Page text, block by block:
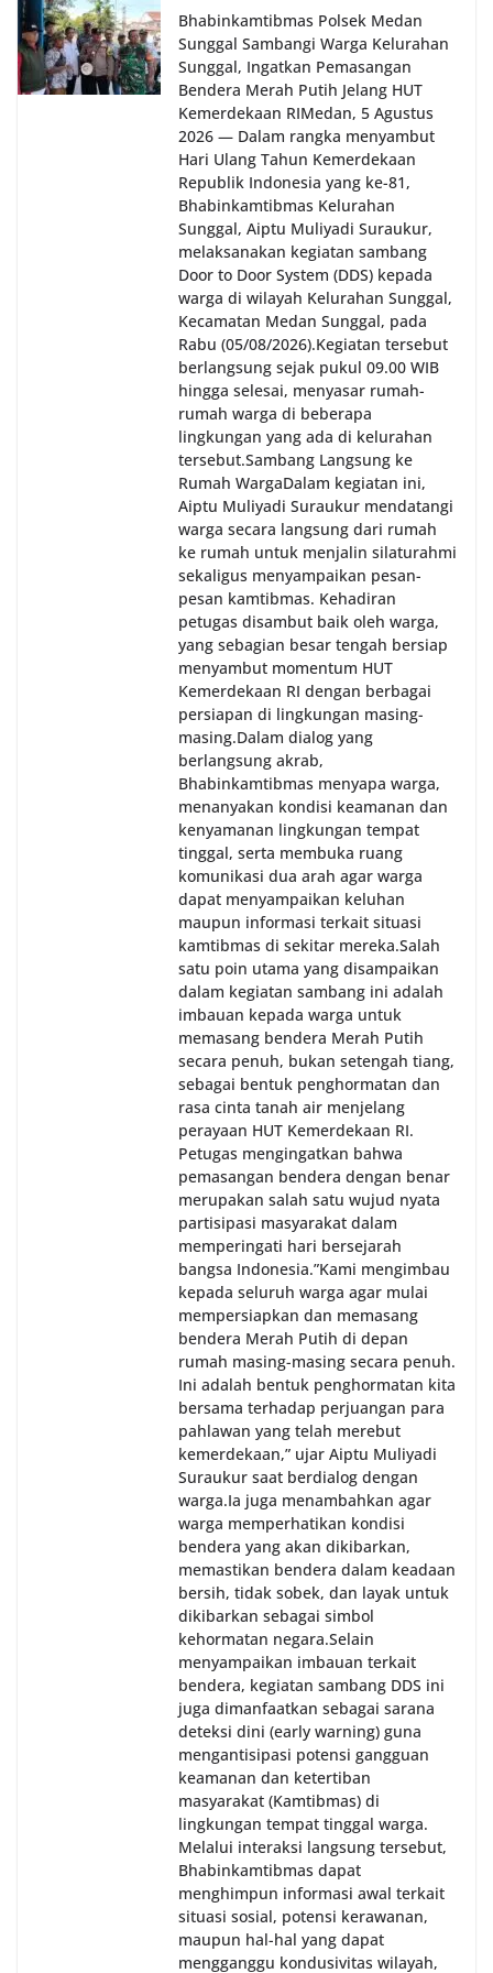
to Door System ini merupakan salah satu bentuk
implementasi program Polri Presisi yang
mengedepankan kehadiran dan kedekatan
personel Kepolisian dengan masyarakat. Melalui
kegiatan semacam ini, Bhabinkamtibmas tidak
hanya berperan sebagai penyampai informasi
dan imbauan, tetapi juga sebagai mitra
masyarakat dalam menjaga keamanan lingkungan
secara bersama-sama.‎‎Kehadiran
Bhabinkamtibmas di tengah-tengah warga
diharapkan dapat semakin mempererat
hubungan kemitraan antara Polri dan
masyarakat, sekaligus membangun kesadaran
kolektif warga akan pentingnya menjaga
keamanan, ketertiban, dan kekompakan
lingkungan, khususnya dalam menyambut
momentum bersejarah HUT Kemerdekaan
Republik Indonesia.‎Kegiatan sambang ini
rencananya akan terus dilaksanakan secara rutin
oleh Bhabinkamtibmas di wilayah Kelurahan
Sunggal sebagai bagian dari upaya menciptakan
situasi Kamtibmas yang aman dan kondusif,
sekaligus menumbuhkan semangat nasionalisme
warga dalam menyambut Hari Kemerdekaan RI.
Anggota DPRD Medan Minta Pemko Tepati Janji
Alokasi 30 Persen Untuk Pembangunan Medan
Bhabinkamtibmas Polsek Medan
Sunggal Sambangi Warga Kelurahan
Sunggal, Ingatkan Pemasangan
Bendera Merah Putih Jelang HUT
Kemerdekaan RI‎‎Medan, 5 Agustus
2026 — Dalam rangka menyambut
Hari Ulang Tahun Kemerdekaan
Republik Indonesia yang ke-81,
Bhabinkamtibmas Kelurahan
Sunggal, Aiptu Muliyadi Suraukur,
melaksanakan kegiatan sambang
Door to Door System (DDS) kepada
warga di wilayah Kelurahan Sunggal,
Kecamatan Medan Sunggal, pada
Rabu (05/08/2026).‎‎Kegiatan tersebut
berlangsung sejak pukul 09.00 WIB
hingga selesai, menyasar rumah-
rumah warga di beberapa
lingkungan yang ada di kelurahan
tersebut.‎Sambang Langsung ke
Rumah Warga‎Dalam kegiatan ini,
Aiptu Muliyadi Suraukur mendatangi
warga secara langsung dari rumah
ke rumah untuk menjalin silaturahmi
sekaligus menyampaikan pesan-
pesan kamtibmas. Kehadiran
petugas disambut baik oleh warga,
yang sebagian besar tengah bersiap
menyambut momentum HUT
Kemerdekaan RI dengan berbagai
persiapan di lingkungan masing-
masing.‎Dalam dialog yang
berlangsung akrab,
Bhabinkamtibmas menyapa warga,
menanyakan kondisi keamanan dan
kenyamanan lingkungan tempat
tinggal, serta membuka ruang
komunikasi dua arah agar warga
dapat menyampaikan keluhan
maupun informasi terkait situasi
kamtibmas di sekitar mereka.‎‎‎Salah
satu poin utama yang disampaikan
dalam kegiatan sambang ini adalah
imbauan kepada warga untuk
memasang bendera Merah Putih
secara penuh, bukan setengah tiang,
sebagai bentuk penghormatan dan
rasa cinta tanah air menjelang
perayaan HUT Kemerdekaan RI.
Petugas mengingatkan bahwa
pemasangan bendera dengan benar
merupakan salah satu wujud nyata
partisipasi masyarakat dalam
memperingati hari bersejarah
bangsa Indonesia.‎‎”Kami mengimbau
kepada seluruh warga agar mulai
mempersiapkan dan memasang
bendera Merah Putih di depan
rumah masing-masing secara penuh.
Ini adalah bentuk penghormatan kita
bersama terhadap perjuangan para
pahlawan yang telah merebut
kemerdekaan,” ujar Aiptu Muliyadi
Suraukur saat berdialog dengan
warga.‎‎Ia juga menambahkan agar
warga memperhatikan kondisi
bendera yang akan dikibarkan,
memastikan bendera dalam keadaan
bersih, tidak sobek, dan layak untuk
dikibarkan sebagai simbol
kehormatan negara.‎‎‎Selain
menyampaikan imbauan terkait
bendera, kegiatan sambang DDS ini
juga dimanfaatkan sebagai sarana
deteksi dini (early warning) guna
mengantisipasi potensi gangguan
keamanan dan ketertiban
masyarakat (Kamtibmas) di
lingkungan tempat tinggal warga.
Melalui interaksi langsung tersebut,
Bhabinkamtibmas dapat
menghimpun informasi awal terkait
situasi sosial, potensi kerawanan,
maupun hal-hal yang dapat
mengganggu kondusivitas wilayah,